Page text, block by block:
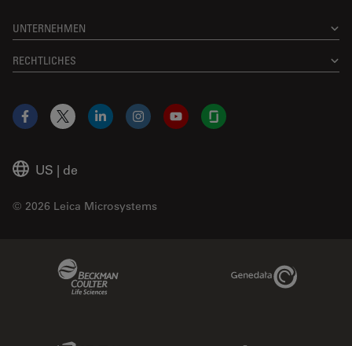
UNTERNEHMEN
RECHTLICHES
US | de
© 2026 Leica Microsystems
Facebook
X LinkedInInstagramYouTubeGlassdoor
Genedata Link